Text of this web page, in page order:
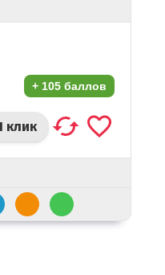
+ 105 баллов
клик